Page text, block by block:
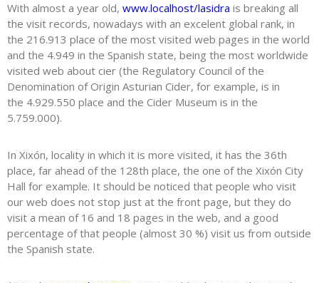
With almost a year old, www.localhost/lasidra is breaking all
the visit records, nowadays with an excelent global rank, in
the 216.913 place of the most visited web pages in the world
and the 4.949 in the Spanish state, being the most worldwide
visited web about cier (the Regulatory Council of the
Denomination of Origin Asturian Cider, for example, is in
the 4.929.550 place and the Cider Museum is in the
5.759.000).
In Xixón, locality in which it is more visited, it has the 36th
place, far ahead of the 128th place, the one of the Xixón City
Hall for example. It should be noticed that people who visit
our web does not stop just at the front page, but they do
visit a mean of 16 and 18 pages in the web, and a good
percentage of that people (almost 30 %) visit us from outside
the Spanish state.